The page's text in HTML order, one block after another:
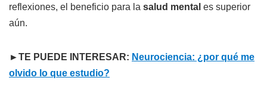
reflexiones, el beneficio para la salud mental es superior
aún.
►TE PUEDE INTERESAR: Neurociencia: ¿por qué me
olvido lo que estudio?